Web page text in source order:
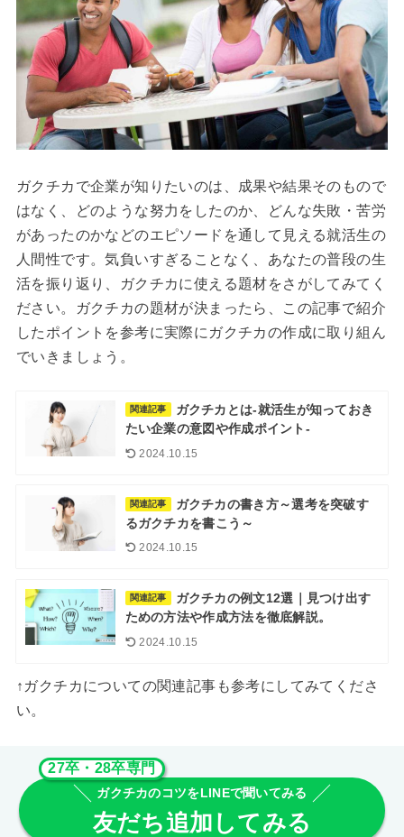
ガクチカで企業が知りたいのは、成果や結果そのもので
はなく、どのような努力をしたのか、どんな失敗・苦労
があったのかなどのエピソードを通して見える就活生の
人間性です。気負いすぎることなく、あなたの普段の生
活を振り返り、ガクチカに使える題材をさがしてみてく
ださい。ガクチカの題材が決まったら、この記事で紹介
したポイントを参考に実際にガクチカの作成に取り組ん
でいきましょう。
関連記事
ガクチカとは-就活生が知っておき
たい企業の意図や作成ポイント-
2024.10.15
関連記事
ガクチカの書き方～選考を突破す
るガクチカを書こう～
2024.10.15
関連記事
ガクチカの例文12選｜見つけ出す
ための方法や作成方法を徹底解説。
2024.10.15
↑ガクチカについての関連記事も参考にしてみてくださ
い。
27卒・28卒専門
ガクチカのコツをLINEで聞いてみる
友だち追加してみる